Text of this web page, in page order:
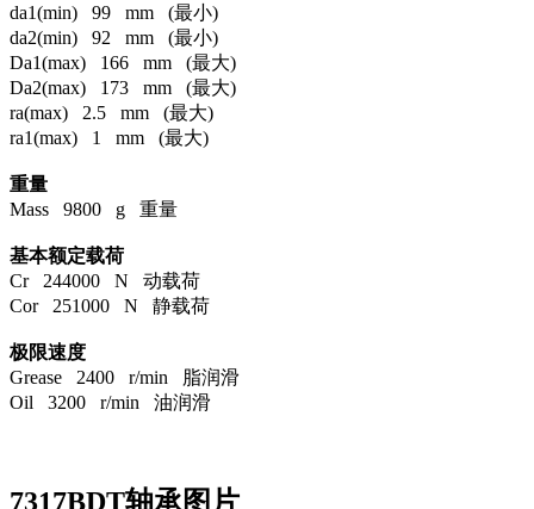
da1(min) 99 mm (最小)
da2(min) 92 mm (最小)
Da1(max) 166 mm (最大)
Da2(max) 173 mm (最大)
ra(max) 2.5 mm (最大)
ra1(max) 1 mm (最大)
重量
Mass 9800 g 重量
基本额定载荷
Cr 244000 N 动载荷
Cor 251000 N 静载荷
极限速度
Grease 2400 r/min 脂润滑
Oil 3200 r/min 油润滑
7317BDT轴承图片